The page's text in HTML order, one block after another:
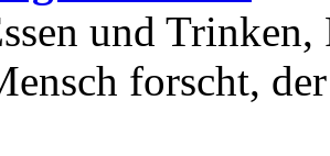
und
forscht,